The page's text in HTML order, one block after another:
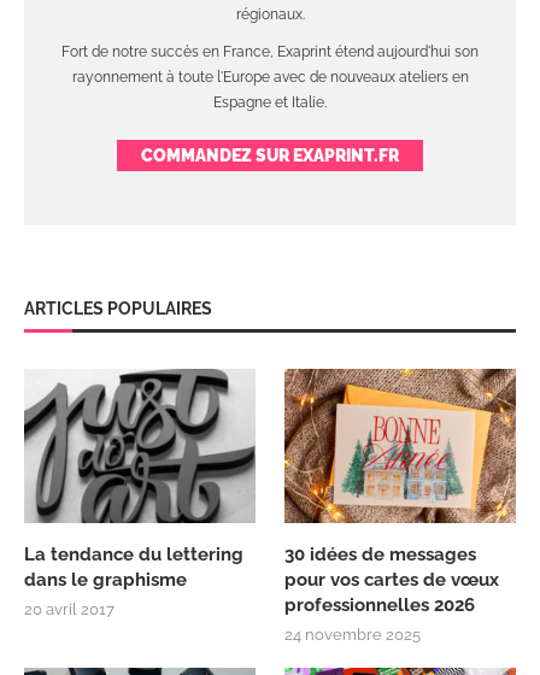
régionaux.
Fort de notre succès en France, Exaprint étend aujourd'hui son
rayonnement à toute l'Europe avec de nouveaux ateliers en
Espagne et Italie.
COMMANDEZ SUR EXAPRINT.FR
ARTICLES POPULAIRES
La tendance du lettering
dans le graphisme
20 avril 2017
30 idées de messages
pour vos cartes de vœux
professionnelles 2026
24 novembre 2025